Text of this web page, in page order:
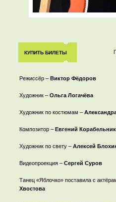
Режиссёр – Виктор Фёдоров
Художник – Ольга Логачёва
Художник по костюмам –
Композитор – Евгений
Художник по свету – Алексей
Видеопроекция – Сергей Суров
Танец «Яблочко» поставила с
Хвостова
КУПИТЬ БИЛЕТЫ